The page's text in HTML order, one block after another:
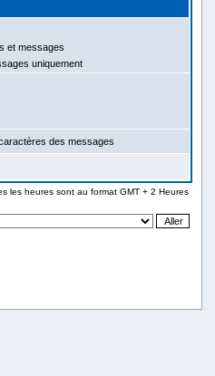
et messages
uniquement
des messages
les heures sont au format GMT + 2 Heures